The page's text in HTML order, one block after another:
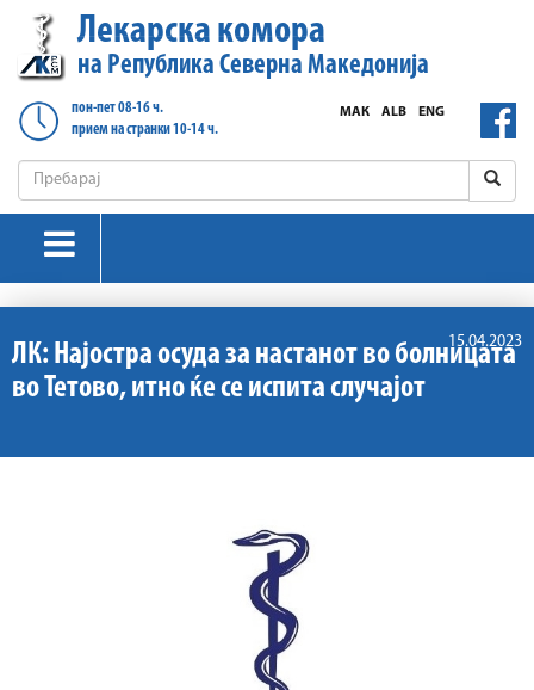
Лекарска комора
на Република Северна Македонија
пон-пет 08-16 ч.
прием на странки 10-14 ч.
ENG
ALB
МАК
15.04.2023
ЛК: Најостра осуда за настанот во болницата
во Тетово, итно ќе се испита случајот